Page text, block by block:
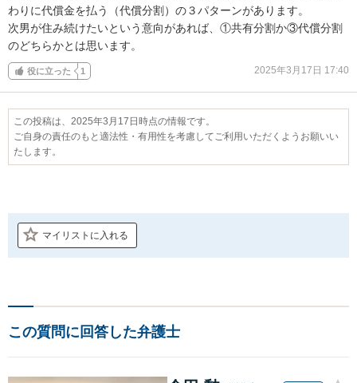
わりに代償金を払う（代償分割）の３パターンがあります。
次男が住み続けたいという意向があれば、①共有分割か③代償分割
のどちらかとは思います。
役に立った 1 2025年3月17日 17:40
この投稿は、2025年3月17日時点の情報です。
ご自身の責任のもと適法性・有用性を考慮してご利用いただくようお願いい
たします。
マイリストに入れる
この質問に回答した弁護士